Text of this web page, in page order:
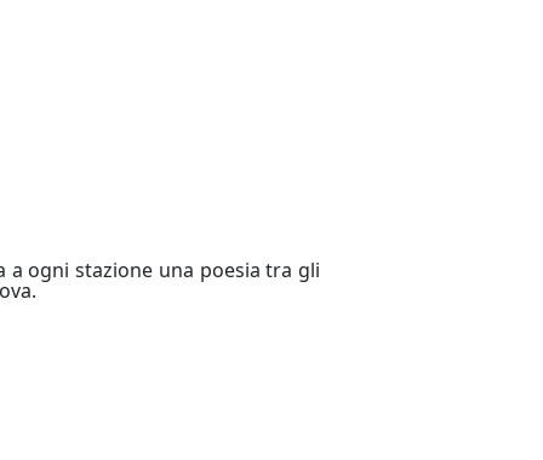
a ogni stazione una poesia tra gli